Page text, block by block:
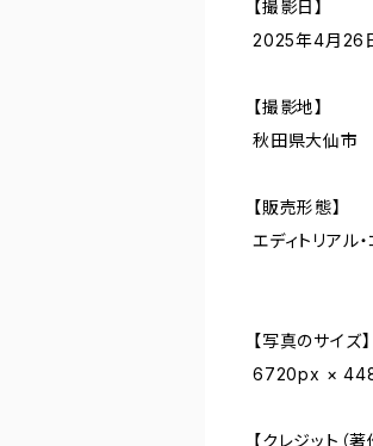
【撮影日】
2025年4月26
【撮影地】
秋田県大仙市
【販売形態】
エディトリアル
【写真のサイズ】
6720px ×
【クレジット（